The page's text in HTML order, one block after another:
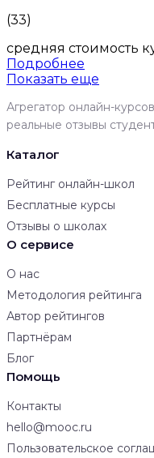
(33)
средняя стоимость
Подробнее
Показать еще
Агрегатор онлайн-
реальные отзывы
Каталог
Рейтинг онлайн-школ
Бесплатные курсы
Отзывы о школах
О сервисе
О нас
Методология рейтинга
Автор рейтингов
Партнёрам
Блог
Помощь
Контакты
hello@mooc.ru
Пользовательское